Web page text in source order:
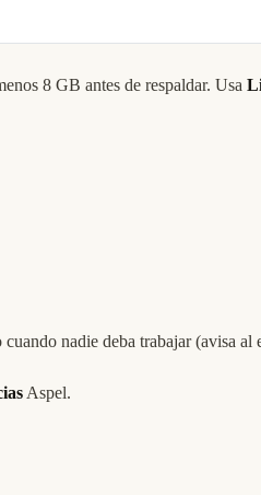
8 GB antes de respaldar. Usa
cuando nadie deba trabajar (avisa al
Aspel.